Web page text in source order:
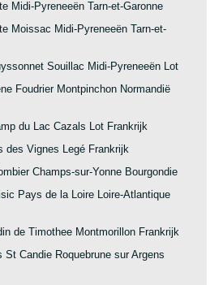
Midi-Pyreneeën Tarn-et-Garonne
Moissac Midi-Pyreneeën Tarn-et-
Souillac Midi-Pyreneeën Lot
Foudrier Montpinchon Normandië
du Lac Cazals Lot Frankrijk
des Vignes Legé Frankrijk
Champs-sur-Yonne Bourgondie
Pays de la Loire Loire-Atlantique
de Timothee Montmorillon Frankrijk
St Candie Roquebrune sur Argens